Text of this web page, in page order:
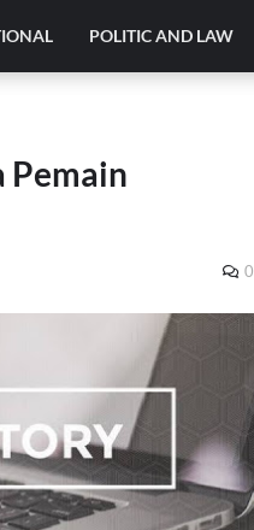
POLITIC AND LAW
Pemain
0